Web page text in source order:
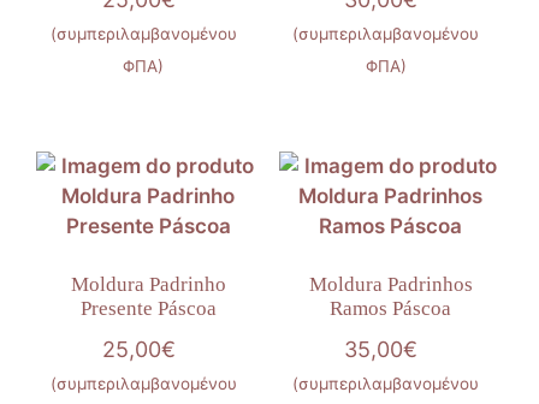
(συμπεριλαμβανομένου
ΦΠΑ)
(συμπεριλαμβανομένου
ΦΠΑ)
Moldura Padrinho
Presente Páscoa
25,00€
(συμπεριλαμβανομένου
Moldura Padrinhos
Ramos Páscoa
35,00€
(συμπεριλαμβανομένου